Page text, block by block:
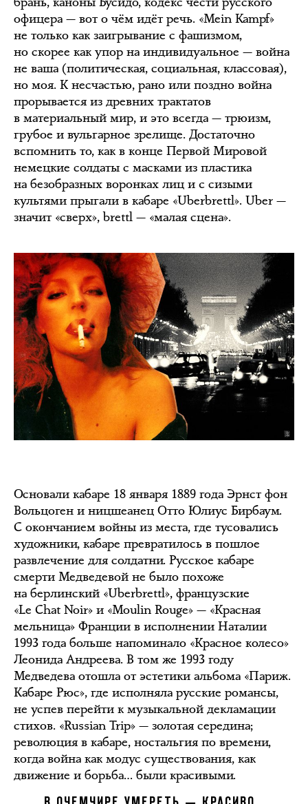
офицера — вот о чём идёт речь. «Mein Kampf»
не только как заигрывание с фашизмом,
но скорее как упор на индивидуальное — война
не ваша (политическая, социальная, классовая),
но моя. К несчастью, рано или поздно война
прорывается из древних трактатов
в материальный мир, и это всегда — трюизм,
грубое и вульгарное зрелище. Достаточно
вспомнить то, как в конце Первой Мировой
немецкие солдаты с масками из пластика
на безобразных воронках лиц и c сизыми
культями прыгали в кабаре «Uberbrettl». Uber —
значит «сверх», brettl — «малая сцена».
Основали кабаре 18 января 1889 года Эрнст фон
Вольцоген и ницшеанец Отто Юлиус Бирбаум.
С окончанием войны из места, где тусовались
художники, кабаре превратилось в пошлое
развлечение для солдатни. Русское кабаре
смерти Медведевой не было похоже
на берлинский «Uberbrettl», французские
«Le Chat Noir» и «Moulin Rouge» — «Красная
мельница» Франции в исполнении Наталии
1993 года больше напоминало «Красное колесо»
Леонида Андреева. В том же 1993 году
Медведева отошла от эстетики альбома «Париж.
Кабаре Рюс», где исполняла русские романсы,
не успев перейти к музыкальной декламации
стихов. «Russian Trip» — золотая середина;
революция в кабаре, ностальгия по времени,
когда война как модус существования, как
движение и борьба… были красивыми.